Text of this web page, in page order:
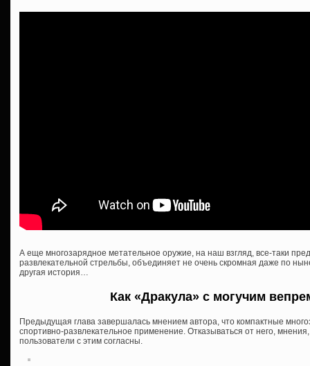
А еще многозарядное метательное оружие, на наш взгляд, все-таки
развлекательной стрельбы, объединяет не очень скромная даже по
другая история…
Как «Дракула» с могучим
Предыдущая глава завершалась мнением автора, что компактные
спортивно-развлекательное применение. Отказываться от него,
пользователи с этим согласны.